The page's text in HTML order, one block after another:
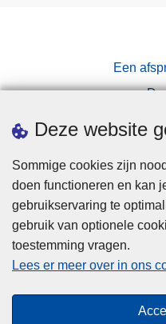
Deze website
Sommige cookies zijn
doen functioneren en kan
gebruikservaring te
gebruik van optionele
toestemming vragen.
Lees er meer over in ons
Een